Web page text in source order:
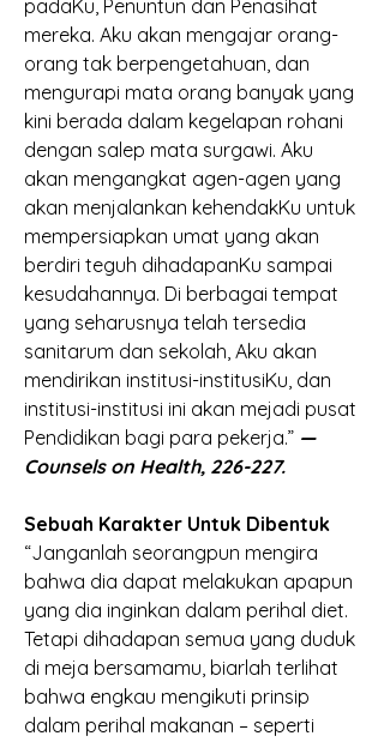
padaKu, Penuntun dan Penasihat
mereka. Aku akan mengajar orang-
orang tak berpengetahuan, dan
mengurapi mata orang banyak yang
kini berada dalam kegelapan rohani
dengan salep mata surgawi. Aku
akan mengangkat agen-agen yang
akan menjalankan kehendakKu untuk
mempersiapkan umat yang akan
berdiri teguh dihadapanKu sampai
kesudahannya. Di berbagai tempat
yang seharusnya telah tersedia
sanitarum dan sekolah, Aku akan
mendirikan institusi-institusiKu, dan
institusi-institusi ini akan mejadi pusat
Pendidikan bagi para pekerja.” —
Counsels on Health, 226-227.
Sebuah Karakter Untuk Dibentuk
“Janganlah seorangpun mengira
bahwa dia dapat melakukan apapun
yang dia inginkan dalam perihal diet.
Tetapi dihadapan semua yang duduk
di meja bersamamu, biarlah terlihat
bahwa engkau mengikuti prinsip
dalam perihal makanan – seperti